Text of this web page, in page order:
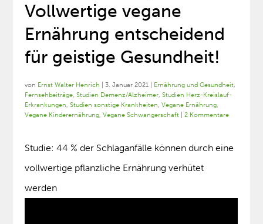
Vollwertige vegane
Ernährung entscheidend
für geistige Gesundheit!
von Ernst Walter Henrich |3. Januar 2021 Ernährung und Gesundheit,
Fernsehbeiträge,Studien Demenz/Alzheimer,Studien Herz-Kreislauf-
Erkrankungen,Studien sonstige Krankheiten,Vegane Ernährung,
Vegane Kinderernährung,Vegane Schwangerschaft |2 Kommentare
Studie: 44 % der Schlaganfälle können durch eine
vollwertige pflanzliche Ernährung verhütet
werden